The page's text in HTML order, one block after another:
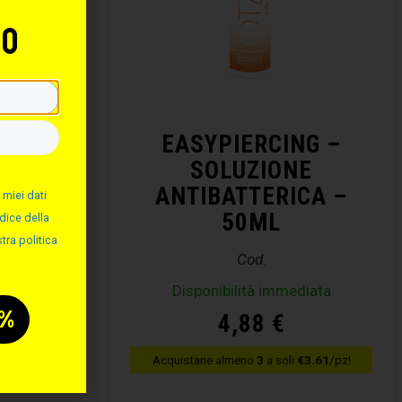
–
EASYPIERCING –
SOLUZIONE
ANTIBATTERICA –
50ML
Cod.
Disponibilità immediata
4,88 €
Acquistane almeno 3 a soli €3.61/pz!
dati
della
politica